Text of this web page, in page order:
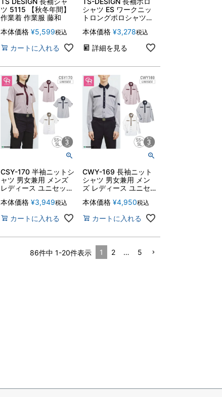
ツ 5115 【秋冬年間】
作業着 作業服 藤和
本体価格 ¥5,599税込
カートに入れる
シャツ ES ワークニッ
トロングポロシャツ
女兼用】【年間】作業
着 作業服 メンズ レデ
ィース ユニフォーム
本体価格 ¥3,278税込
詳細を見る
CSY-170 半袖ニットシ
ャツ 男女兼用 メンズ
レディース ユニセック
汗速乾 消臭テープ キ
ャリーン CAREAN 物
流 輸送 運送 清掃 スタ
ス 作業着 作業服 おし
トンカラー
本体価格 ¥3,949税込
カートに入れる
CWY-169 長袖ニット
シャツ 男女兼用 メン
ズ レディース ユニセ
吸汗速乾 消臭テープ
キャリーン CAREAN
物流 輸送 運送 清掃 ス
ンス 作業着 作業服 お
しゃれ バイカラー ツ
ートンカラー
本体価格 ¥4,950税込
カートに入れる
86件中 1-20件表示 1 2 … 5